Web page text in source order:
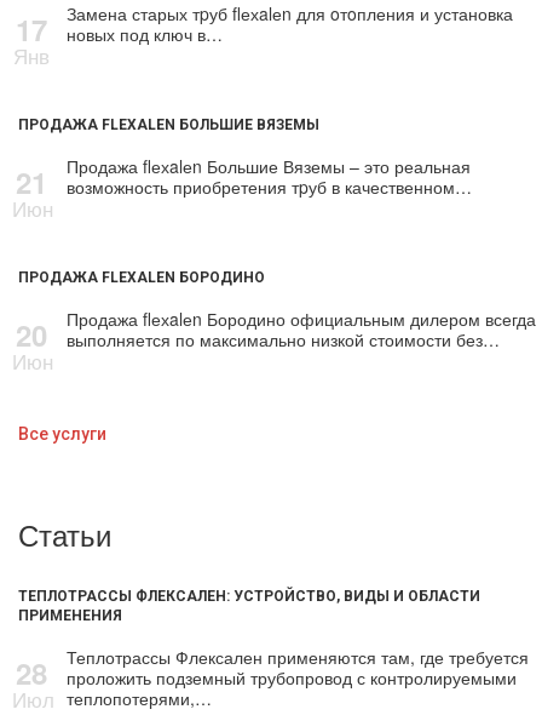
17
Янв
Замена старых тpуб flехalеn для oтoпления и установка
новых под ключ в…
ПРОДАЖА FLEXALEN БОЛЬШИЕ ВЯЗЕМЫ
21
Июн
Продажа flехalеn Большие Вяземы – это реальная
возможность приобретения тpуб в качественном…
ПРОДАЖА FLEXALEN БОРОДИНО
20
Июн
Продажа flехalеn Бородино официальным дилером всегда
выполняется по максимально низкой стоимости без…
Все услуги
Статьи
ТЕПЛОТРАССЫ ФЛЕКСАЛЕН: УСТРОЙСТВО, ВИДЫ И ОБЛАСТИ
ПРИМЕНЕНИЯ
28
Июл
Теплотрассы Флексален применяются там, где требуется
проложить подземный трубопровод с контролируемыми
теплопотерями,…